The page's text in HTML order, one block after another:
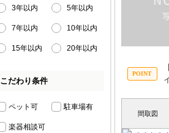
間取図
3年以内 5年以内
7年以内 10年以内
15年以内 20年以内
こだわり条件
ペット可 駐車場有
楽器相談可